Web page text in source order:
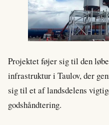
Projektet føjer sig til den
infrastruktur i Taulov, der
sig til et af landsdelens
godshåndtering.